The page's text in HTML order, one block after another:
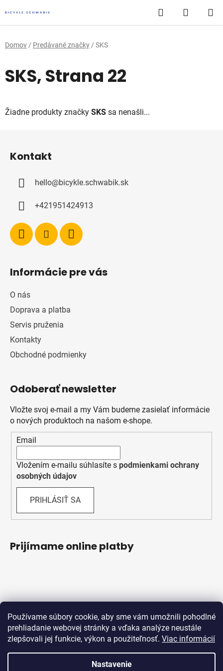
Používame súbory cookie, aby sme vám umožnili pohodlné
prehliadanie webovej stránky a vďaka analýze neustále
zlepšovali jej funkcie, výkon a použiteľnosť. Viac informácií
Nastavenie
na
obsah
Hľadať
KOŠÍK
Domov / Predávané značky / SKS
SKS, Strana 22
Žiadne produkty značky SKS sa nenašli...
Kontakt
hello@bicykle.schwabik.sk
+421951424913
Informácie pre vás
O nás
Doprava a platba
Servis pruženia
Kontakty
Obchodné podmienky
Odoberať newsletter
Vložte svoj e-mail a my Vám budeme zasielať informácie
o nových produktoch na našom e-shope.
Email
Vložením e-mailu súhlasíte s podmienkami ochrany
osobných údajov
PRIHLÁSIŤ SA
Prijímame online platby
Obchodné podmienky
Ochrana osobných údajov